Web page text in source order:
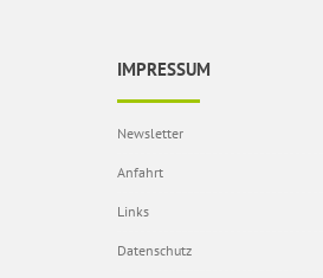
IMPRESSUM
Newsletter
Anfahrt
Links
Datenschutz